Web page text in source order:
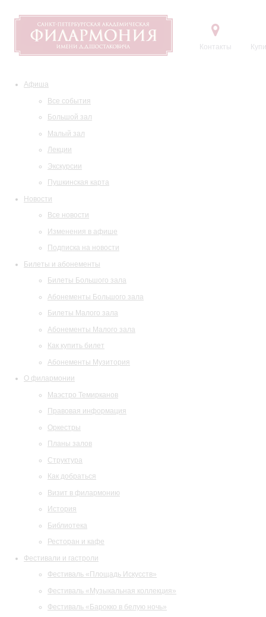
Контакты
Афиша
Все события
Большой зал
Малый зал
Лекции
Экскурсии
Пушкинская карта
Новости
Все новости
Изменения в афише
Подписка на новости
Билеты и абонементы
Билеты Большого зала
Абонементы Большого зала
Билеты Малого зала
Абонементы Малого зала
Как купить билет
Абонементы Музитория
О филармонии
Маэстро Темирканов
Правовая информация
Оркестры
Планы залов
Структура
Как добраться
Визит в филармонию
История
Библиотека
Ресторан и кафе
Фестивали и гастроли
Фестиваль «Площадь Искусств»
Фестиваль «Музыкальная коллекция»
Фестиваль «Барокко в белую ночь»